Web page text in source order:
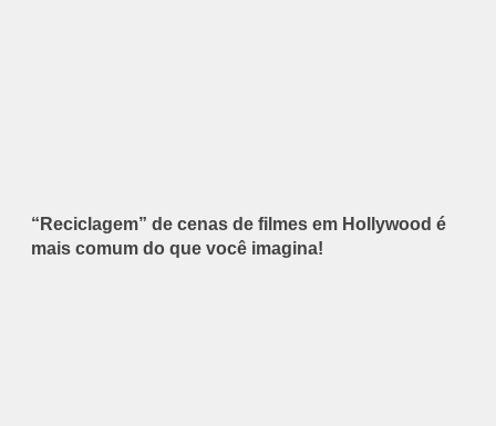
“Reciclagem” de cenas de filmes em Hollywood é
mais comum do que você imagina!